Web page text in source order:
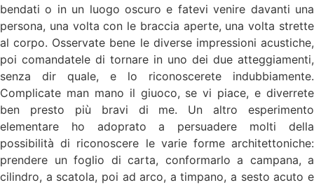
bendati o in un luogo oscuro e fatevi venire davanti una
persona, una volta con le braccia aperte, una volta strette
al corpo. Osservate bene le diverse impressioni acustiche,
poi comandatele di tornare in uno dei due atteggiamenti,
senza dir quale, e lo riconoscerete indubbiamente.
Complicate man mano il giuoco, se vi piace, e diverrete
ben presto più bravi di me. Un altro esperimento
elementare ho adoprato a persuadere molti della
possibilità di riconoscere le varie forme architettoniche:
prendere un foglio di carta, conformarlo a campana, a
cilindro, a scatola, poi ad arco, a timpano, a sesto acuto e